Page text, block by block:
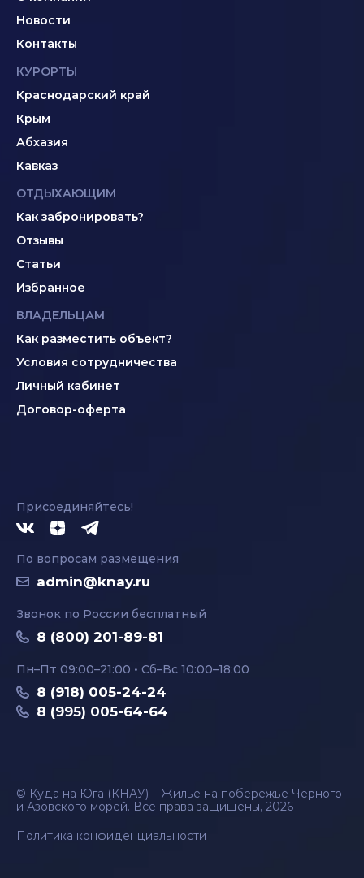
Новости
Контакты
КУРОРТЫ
Краснодарский край
Крым
Абхазия
Кавказ
ОТДЫХАЮЩИМ
Как забронировать?
Отзывы
Статьи
Избранное
ВЛАДЕЛЬЦАМ
Как разместить объект?
Условия сотрудничества
Личный кабинет
Договор-оферта
Присоединяйтесь!
По вопросам размещения
admin@knay.ru
Звонок по России бесплатный
8 (800) 201-89-81
Пн–Пт 09:00–21:00 • Сб–Вс 10:00–18:00
8 (918) 005-24-24
8 (995) 005-64-64
© Куда на Юга (КНАУ) – Жилье на побережье Черного
и Азовского морей. Все права защищены, 2026
Политика конфиденциальности